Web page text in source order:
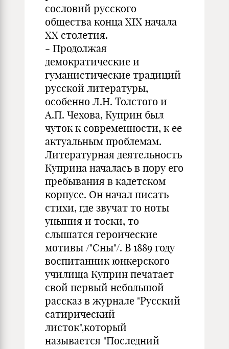
сословий русского
общества конца XIX начала
XX столетия.
- Продолжая
демократические и
гуманистические традиций
русской литературы,
особенно Л.Н. Толстого и
А.П. Чехова, Куприн был
чуток к современности, к ее
актуальным проблемам.
Литературная деятельность
Куприна началась в пору его
пребывания в кадетском
корпусе. Он начал писать
стихи, где звучат то ноты
уныния и тоски, то
слышатся героические
мотивы /"Сны"/. В 1889 году
воспитанник юнкерского
училища Куприн печатает
свой первый небольшой
рассказ в журнале "Русский
сатирический
листок",который
называется "Последний